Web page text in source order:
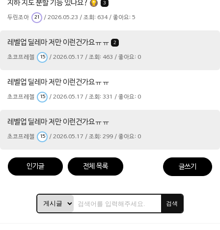
지하 지도 분할 기능 있나요? 3
두린조아 21 / 2026.05.23 / 조회: 634 / 좋아요: 5
레벨업 딜레마 저만 이런건가요ㅠㅠ 2
초코프레첼 15 / 2026.05.17 / 조회: 463 / 좋아요: 0
레벨업 딜레마 저만 이런건가요ㅠㅠ
초코프레첼 15 / 2026.05.17 / 조회: 331 / 좋아요: 0
레벨업 딜레마 저만 이런건가요ㅠㅠ
초코프레첼 15 / 2026.05.17 / 조회: 299 / 좋아요: 0
인기글 전체 목록 글쓰기
검색